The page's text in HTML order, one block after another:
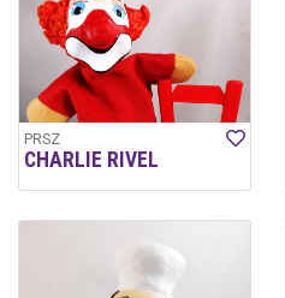
PRSZ
CHARLIE RIVEL